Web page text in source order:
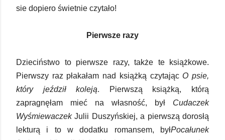
sie dopiero świetnie czytało!
Pierwsze razy
Dzieciństwo to pierwsze razy, także te książkowe.
Pierwszy raz płakałam nad książką czytając O psie,
który jeździł koleją. Pierwszą książką, którą
zapragnęłam mieć na własność, był Cudaczek
WyśmiewaczekJulii Duszyńskiej, a pierwszą dorosłą
lekturą i to w dodatku romansem, byłPocałunek